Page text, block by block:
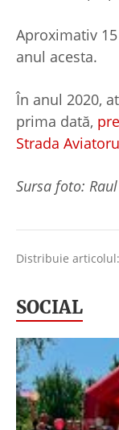
Aproximativ
anul acesta.
În anul 2020,
prima dată,
Strada
Sursa foto:
Distribuie
SOCIAL